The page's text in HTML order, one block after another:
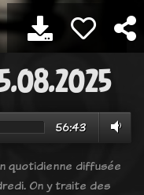
56:43
quotidienne diffusée
On y traite des